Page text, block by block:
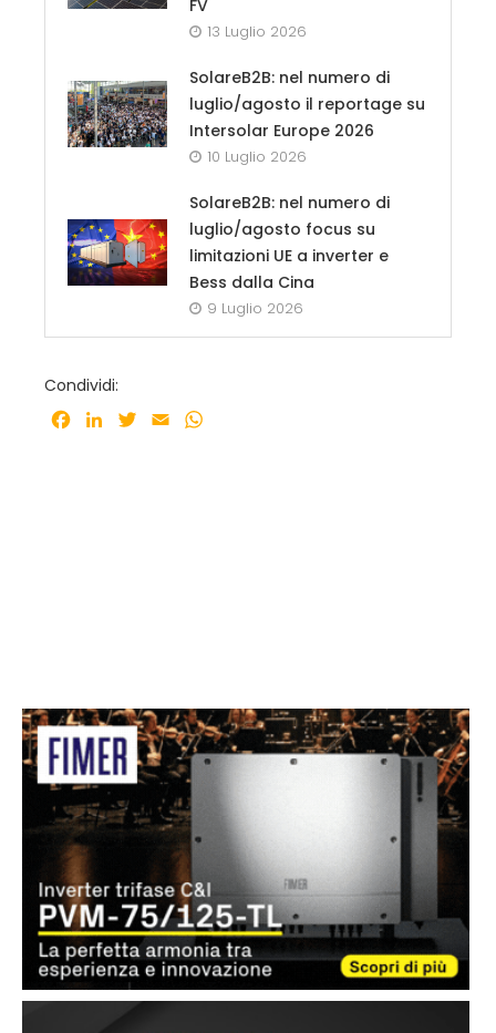
FV
13 Luglio 2026
SolareB2B: nel numero di
luglio/agosto il reportage su
Intersolar Europe 2026
10 Luglio 2026
SolareB2B: nel numero di
luglio/agosto focus su
limitazioni UE a inverter e
Bess dalla Cina
9 Luglio 2026
Condividi:
Facebook
LinkedInTwitter
Email